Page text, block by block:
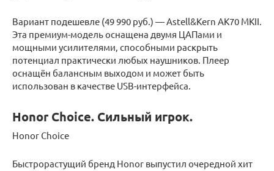
Вариант подешевле (49 990 руб.) — Astell&Kern AK70 MKII.
Эта премиум-модель оснащена двумя ЦАПами и
мощными усилителями, способными раскрыть
потенциал практически любых наушников. Плеер
оснащён балансным выходом и может быть
использован в качестве USB-интерфейса.
Honor Choice. Сильный игрок.
Honor Choice
Быстрорастущий бренд Honor выпустил очередной хит